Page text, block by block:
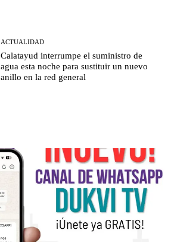
ACTUALIDAD
Calatayud interrumpe el suministro de
agua esta noche para sustituir un nuevo
anillo en la red general